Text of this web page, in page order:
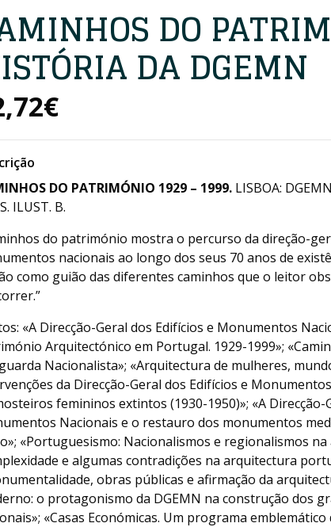
DO
DA DGEMN
DO PATRIMÓNIO 1929 – 1999. LISBOA:
ILUST. B.
do património mostra o percurso da direção-
nacionais ao longo dos seus 70 anos de
como guião das diferentes caminhos que o leitor
«A Direcção-Geral dos Edifícios e Monumentos
Arquitectónico em Portugal. 1929-1999»;
Nacionalista»; «Arquitectura de mulheres,
da Direcção-Geral dos Edifícios e
femininos extintos (1930-1950)»; «A Direcção-
Nacionais e o restauro dos monumentos
«Portuguesismo: Nacionalismos e regionalismos na
e algumas contradições na arquitectura
obras públicas e afirmação da
o protagonismo da DGEMN na construção dos
«Casas Económicas. Um programa emblemático